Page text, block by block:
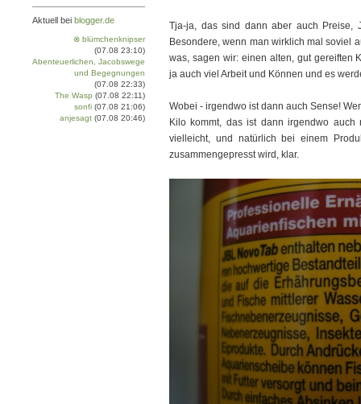
Tja-ja, das sind dann aber auch Preise,
Besondere, wenn man wirklich mal soviel
was, sagen wir: einen alten, gut gereiften
ja auch viel Arbeit und Können und es
Wobei - irgendwo ist dann auch Sense!
Kilo kommt, das ist dann irgendwo
vielleicht, und natürlich bei einem
zusammengepresst wird, klar.
Aktuell bei blogger.de
⊗ blümchenknipser
(07.08 23:10)
Abenteuerlichen, Jacobswege
und Begegnungen
(07.08 22:33)
The Wasp (07.08 22:11)
sonfi (07.08 21:06)
anjesagt (07.08 20:46)